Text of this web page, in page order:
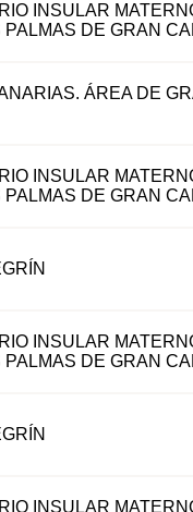
INSULAR
PALMAS DE GRAN
ÁREA DE
INSULAR
PALMAS DE GRAN
INSULAR
PALMAS DE GRAN
INSULAR